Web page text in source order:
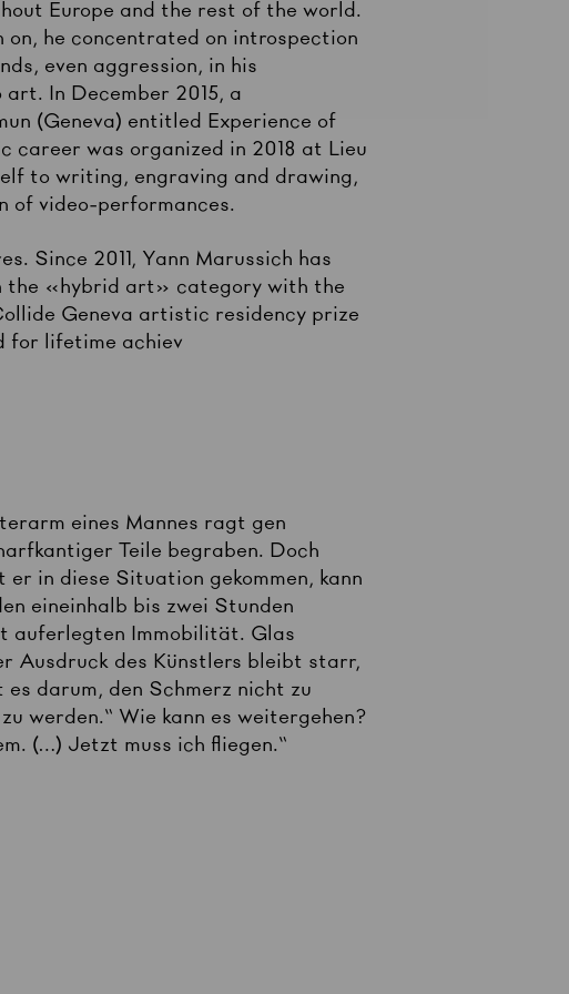
Europe and the rest of the world.
on, he concentrated on introspection
even aggression, in his
In December 2015, a
(Geneva) entitled Experience of
was organized in 2018 at Lieu
to writing, engraving and drawing,
of video-performances.
Since 2011, Yann Marussich has
the «hybrid art» category with the
Geneva artistic residency prize
for lifetime achiev
eines Mannes ragt gen
Teile begraben. Doch
in diese Situation gekommen, kann
eineinhalb bis zwei Stunden
auferlegten Immobilität. Glas
Ausdruck des Künstlers bleibt starr,
darum, den Schmerz nicht zu
werden.“ Wie kann es weitergehen?
(…) Jetzt muss ich fliegen.“